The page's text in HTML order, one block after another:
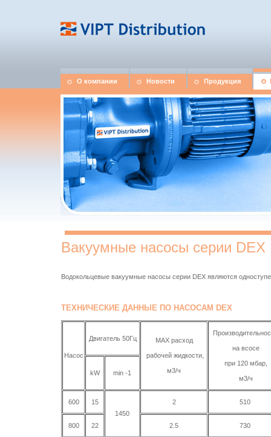
О компании Новости Продукция
Вакуумные насосы серии DEX
Водокольцевые вакуумные насосы серии DEX являются
ТЕХНИЧЕСКИЕ ДАННЫЕ ПО НАСОСАМ DEX
Насос
Двигатель 50Гц MAX расход
рабочей жидкости,
м3/ч
на всосе
при 120 мбар,
м3/ч
kW min -1
600
15
1450
2 510
800 22 2.5 730